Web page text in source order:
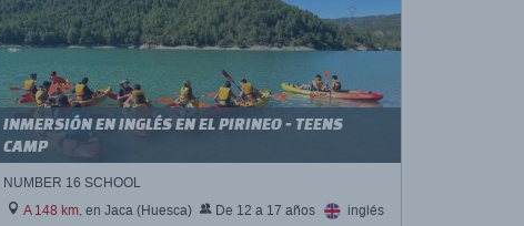
INMERSIÓN EN INGLÉS EN EL PIRINEO - TEENS
CAMP
NUMBER 16 SCHOOL
A 148 km,en Jaca (Huesca) De 12 a 17 años inglés